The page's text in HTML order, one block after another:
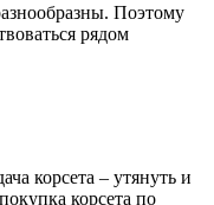
Поэтому
рядом
корсета – утянуть и
корсета по